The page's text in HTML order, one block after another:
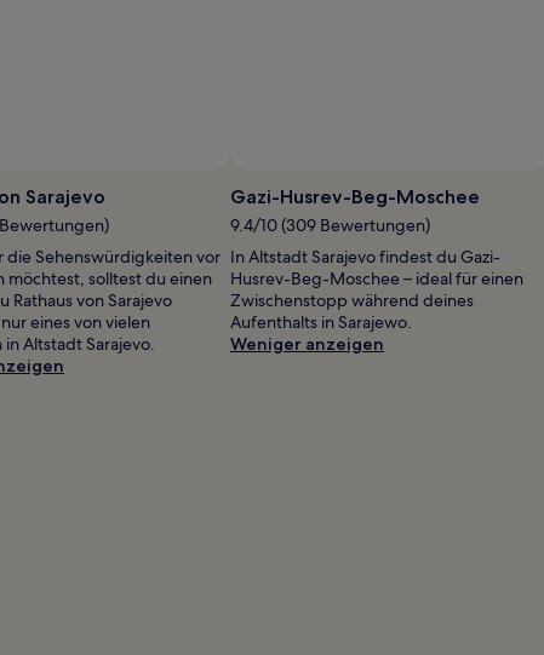
Sarajevo
die Sehenswürdigkeiten vor
möchtest, solltest du einen
Rathaus von Sarajevo
eines von vielen
in Altstadt Sarajevo.
Gazi-Husrev-Beg-Moschee
9.4/10 (309 Bewertungen)
In Altstadt Sarajevo findest du Gazi-
Husrev-Beg-Moschee – ideal für einen
Zwischenstopp während deines
Aufenthalts in Sarajewo.
Weniger anzeigen